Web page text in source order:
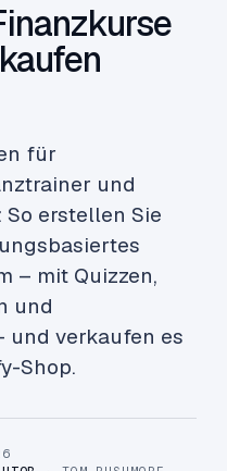
für
und
erstellen Sie
– mit Quizzen,
und
und verkaufen es
Shop.